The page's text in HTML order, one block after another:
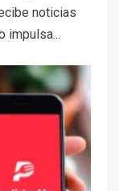
noticias
impulsa...